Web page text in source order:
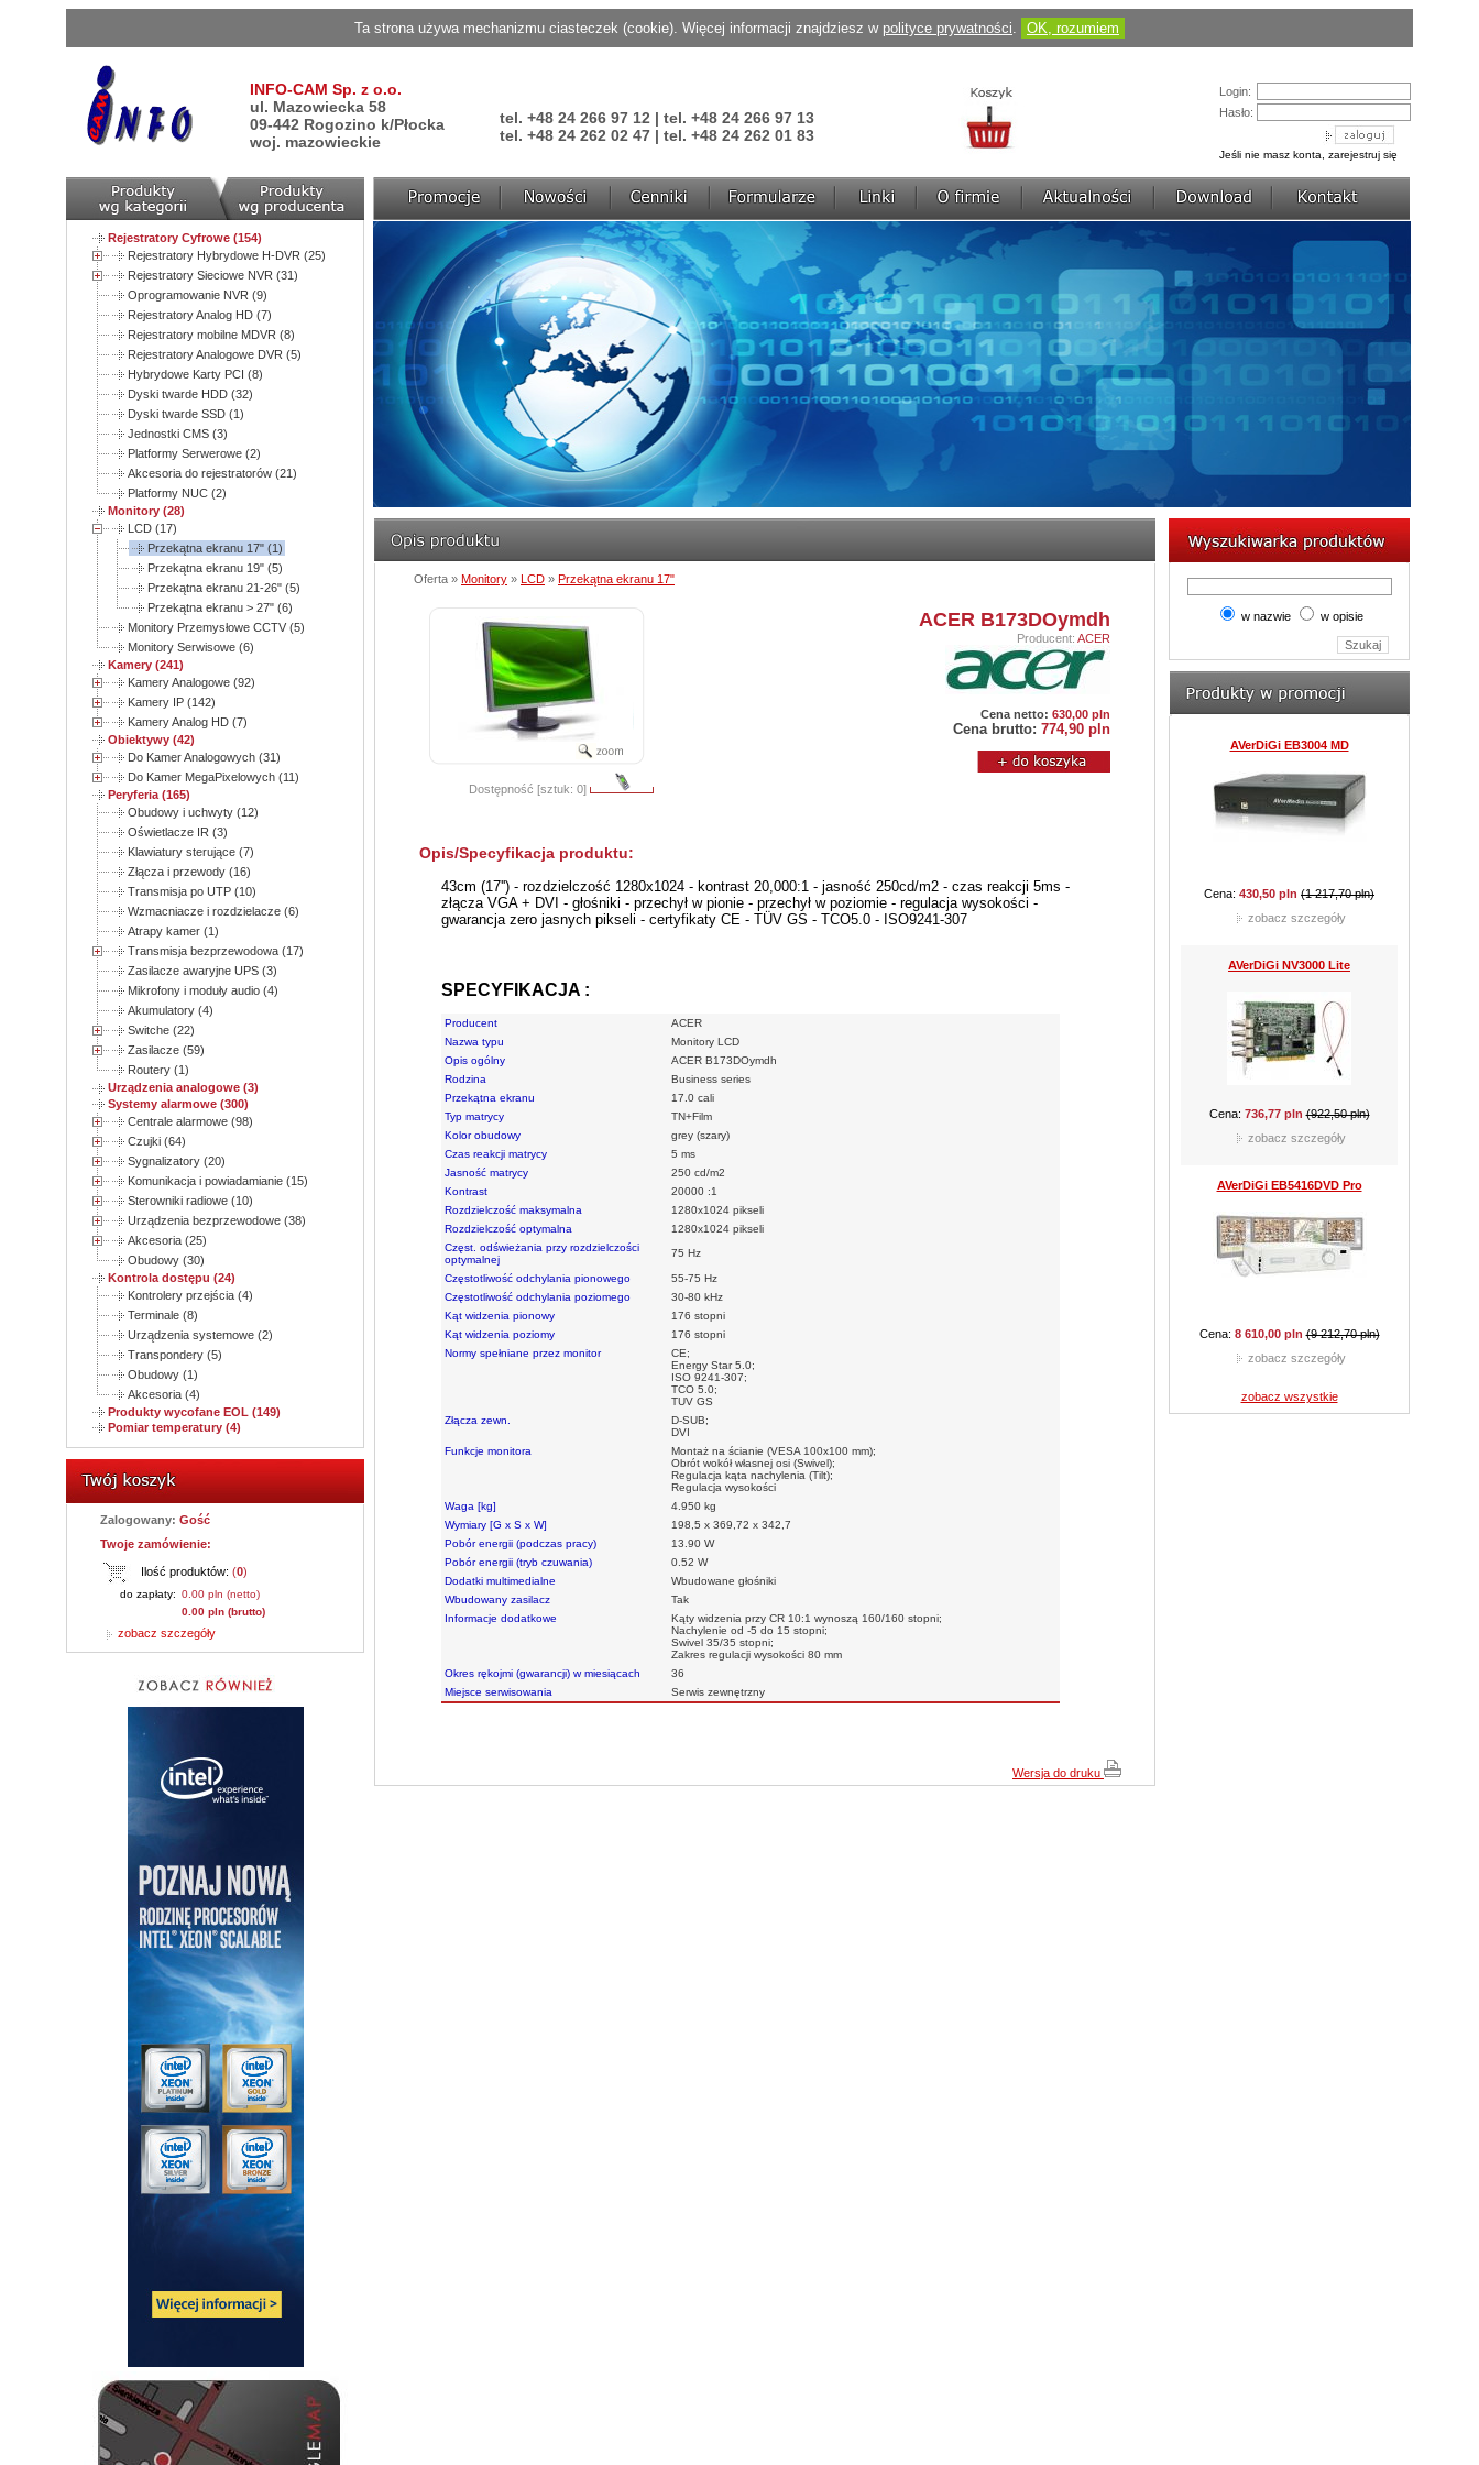
Ta strona używa mechanizmu ciasteczek (cookie). Więcej informacji znajdziesz w polityce prywatności. OK, rozumiem
INFO-CAM Sp. z o.o.
ul. Mazowiecka 58
09-442 Rogozino k/Płocka
woj. mazowieckie
tel. +48 24 266 97 12 | tel. +48 24 266 97 13
tel. +48 24 262 02 47 | tel. +48 24 262 01 83
Login:
Hasło:
Jeśli nie masz konta, zarejestruj się
Rejestratory Cyfrowe (154)
Rejestratory Hybrydowe H-DVR (25)
Rejestratory Sieciowe NVR (31)
Oprogramowanie NVR (9)
Rejestratory Analog HD (7)
Rejestratory mobilne MDVR (8)
Rejestratory Analogowe DVR (5)
Hybrydowe Karty PCI (8)
Dyski twarde HDD (32)
Dyski twarde SSD (1)
Jednostki CMS (3)
Platformy Serwerowe (2)
Akcesoria do rejestratorów (21)
Platformy NUC (2)
Monitory (28)
LCD (17)
Przekątna ekranu 17" (1)
Przekątna ekranu 19" (5)
Przekątna ekranu 21-26" (5)
Przekątna ekranu > 27" (6)
Monitory Przemysłowe CCTV (5)
Monitory Serwisowe (6)
Kamery (241)
Kamery Analogowe (92)
Kamery IP (142)
Kamery Analog HD (7)
Obiektywy (42)
Do Kamer Analogowych (31)
Do Kamer MegaPixelowych (11)
Peryferia (165)
Obudowy i uchwyty (12)
Oświetlacze IR (3)
Klawiatury sterujące (7)
Złącza i przewody (16)
Transmisja po UTP (10)
Wzmacniacze i rozdzielacze (6)
Atrapy kamer (1)
Transmisja bezprzewodowa (17)
Zasilacze awaryjne UPS (3)
Mikrofony i moduły audio (4)
Akumulatory (4)
Switche (22)
Zasilacze (59)
Routery (1)
Urządzenia analogowe (3)
Systemy alarmowe (300)
Centrale alarmowe (98)
Czujki (64)
Sygnalizatory (20)
Komunikacja i powiadamianie (15)
Sterowniki radiowe (10)
Urządzenia bezprzewodowe (38)
Akcesoria (25)
Obudowy (30)
Kontrola dostępu (24)
Kontrolery przejścia (4)
Terminale (8)
Urządzenia systemowe (2)
Transpondery (5)
Obudowy (1)
Akcesoria (4)
Produkty wycofane EOL (149)
Pomiar temperatury (4)
Zalogowany: Gość
Twoje zamówienie:
Ilość produktów: (0)
do zapłaty: 0.00 pln (netto)
0.00 pln (brutto)
zobacz szczegóły
Oferta » Monitory » LCD » Przekątna ekranu 17"
Dostępność [sztuk: 0]
ACER B173DOymdh
Producent: ACER
Cena netto: 630,00 pln
Cena brutto: 774,90 pln
Opis/Specyfikacja produktu:
43cm (17'') - rozdzielczość 1280x1024 - kontrast 20,000:1 - jasność 250cd/m2 - czas reakcji 5ms -
złącza VGA + DVI - głośniki - przechył w pionie - przechył w poziomie - regulacja wysokości -
gwarancja zero jasnych pikseli - certyfikaty CE - TÜV GS - TCO5.0 - ISO9241-307
SPECYFIKACJA :
Producent
ACER
Nazwa typu
Monitory LCD
Opis ogólny
ACER B173DOymdh
Rodzina
Business series
Przekątna ekranu
17.0 cali
Typ matrycy
TN+Film
Kolor obudowy
grey (szary)
Czas reakcji matrycy
5 ms
Jasność matrycy
250 cd/m2
Kontrast
20000 :1
Rozdzielczość maksymalna
1280x1024 pikseli
Rozdzielczość optymalna
1280x1024 pikseli
Częst. odświeżania przy rozdzielczości
optymalnej
75 Hz
Częstotliwość odchylania pionowego
55-75 Hz
Częstotliwość odchylania poziomego
30-80 kHz
Kąt widzenia pionowy
176 stopni
Kąt widzenia poziomy
176 stopni
Normy spełniane przez monitor
CE;
Energy Star 5.0;
ISO 9241-307;
TCO 5.0;
TUV GS
Złącza zewn.
D-SUB;
DVI
Funkcje monitora
Montaż na ścianie (VESA 100x100 mm);
Obrót wokół własnej osi (Swivel);
Regulacja kąta nachylenia (Tilt);
Regulacja wysokości
Waga [kg]
4.950 kg
Wymiary [G x S x W]
198,5 x 369,72 x 342,7
Pobór energii (podczas pracy)
13.90 W
Pobór energii (tryb czuwania)
0.52 W
Dodatki multimedialne
Wbudowane głośniki
Wbudowany zasilacz
Tak
Informacje dodatkowe
Kąty widzenia przy CR 10:1 wynoszą 160/160 stopni;
Nachylenie od -5 do 15 stopni;
Swivel 35/35 stopni;
Zakres regulacji wysokości 80 mm
Okres rękojmi (gwarancji) w miesiącach
36
Miejsce serwisowania
Serwis zewnętrzny
Wersja do druku
w nazwie w opisie
AVerDiGi EB3004 MD
AVerDiGi NV3000 Lite
zobacz szczegóły
AVerDiGi EB5416DVD Pro
Cena:8 610,00 pln (9 212,70 pln)
zobacz szczegóły
JVC TK-C921BEG
Cena:762,60 pln (977,85 pln)
zobacz szczegóły
CAMSTAR CAM-815D
Cena: 301,35 pln (424,35 pln)
zobacz szczegóły
CAMSTAR CAM-510B
Cena: 159,90 pln (289,05 pln)
zobacz szczegóły
CAMSTAR CAM-210D
zobacz wszystkie